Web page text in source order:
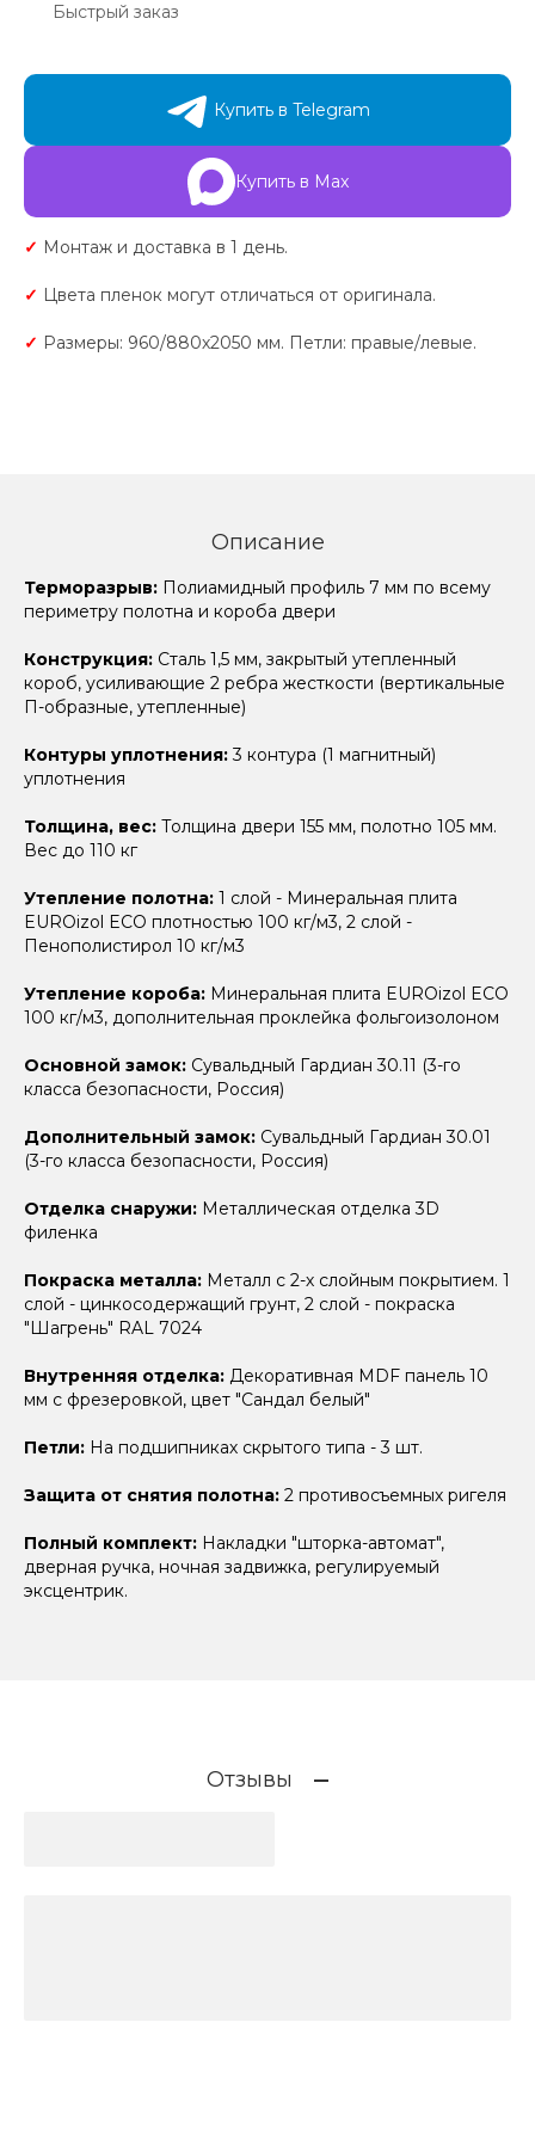
Быстрый заказ
Купить в Telegram
Купить в Max
✓ Монтаж и доставка в 1 день.
✓ Цвета пленок могут отличаться от оригинала.
✓ Размеры: 960/880х2050 мм. Петли: правые/левые.
Описание
Терморазрыв: Полиамидный профиль 7 мм по всему
периметру полотна и короба двери
Конструкция: Сталь 1,5 мм, закрытый утепленный
короб, усиливающие 2 ребра жесткости (вертикальные
П-образные, утепленные)
Контуры уплотнения:3 контура (1 магнитный)
уплотнения
Толщина, вес: Толщина двери 155 мм, полотно 105 мм.
Вес до 110 кг
Утепление полотна: 1 слой - Минеральная плита
EUROizol ECO плотностью 100 кг/м3, 2 слой -
Пенополистирол 10 кг/м3
Утепление короба: Минеральная плита EUROizol ECO
100 кг/м3, дополнительная проклейка фольгоизолоном
Основной замок: Сувальдный Гардиан 30.11 (3-го
класса безопасности, Россия)
Дополнительный замок: Сувальдный Гардиан 30.01
(3-го класса безопасности, Россия)
Отделка снаружи: Металлическая отделка 3D
филенка
Покраска металла: Металл с 2-х слойным покрытием. 1
слой - цинкосодержащий грунт, 2 слой - покраска
"Шагрень" RAL 7024
Внутренняя отделка: Декоративная MDF панель 10
мм с фрезеровкой, цвет "Сандал белый"
Петли: На подшипниках скрытого типа - 3 шт.
Защита от снятия полотна: 2 противосъемных ригеля
Полный комплект: Накладки "шторка-автомат",
дверная ручка, ночная задвижка, регулируемый
эксцентрик.
Отзывы